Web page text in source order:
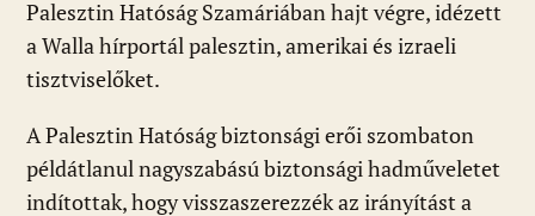
Palesztin Hatóság Szamáriában hajt végre, idézett
a Walla hírportál palesztin, amerikai és izraeli
tisztviselőket.
A Palesztin Hatóság biztonsági erői szombaton
példátlanul nagyszabású biztonsági hadműveletet
indítottak, hogy visszaszerezzék az irányítást a